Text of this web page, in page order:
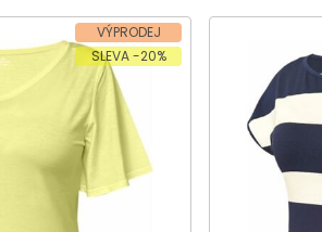
VÝPRODEJ
SLEVA -20%